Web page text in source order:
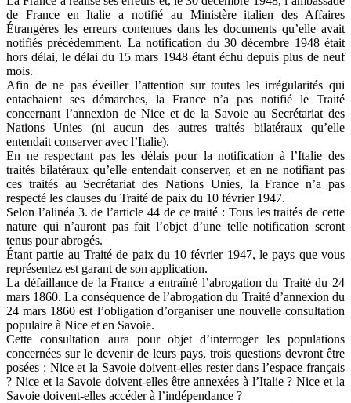
de France en Italie a notifié au Ministère italien des Affaires
Étrangères les erreurs contenues dans les documents qu’elle avait
notifiés précédemment. La notification du 30 décembre 1948 était
hors délai, le délai du 15 mars 1948 étant échu depuis plus de neuf
mois.
Afin de ne pas éveiller l’attention sur toutes les irrégularités qui
entachaient ses démarches, la France n’a pas notifié le Traité
concernant l’annexion de Nice et de la Savoie au Secrétariat des
Nations Unies (ni aucun des autres traités bilatéraux qu’elle
entendait conserver avec l’Italie).
En ne respectant pas les délais pour la notification à l’Italie des
traités bilatéraux qu’elle entendait conserver, et en ne notifiant pas
ces traités au Secrétariat des Nations Unies, la France n’a pas
respecté les clauses du Traité de paix du 10 février 1947.
Selon l’alinéa 3. de l’article 44 de ce traité : Tous les traités de cette
nature qui n’auront pas fait l’objet d’une telle notification seront
tenus pour abrogés.
Étant partie au Traité de paix du 10 février 1947, le pays que vous
représentez est garant de son application.
La défaillance de la France a entraîné l’abrogation du Traité du 24
mars 1860. La conséquence de l’abrogation du Traité d’annexion du
24 mars 1860 est l’obligation d’organiser une nouvelle consultation
populaire à Nice et en Savoie.
Cette consultation aura pour objet d’interroger les populations
concernées sur le devenir de leurs pays, trois questions devront être
posées : Nice et la Savoie doivent-elles rester dans l’espace français
? Nice et la Savoie doivent-elles être annexées à l’Italie ? Nice et la
Savoie doivent-elles accéder à l’indépendance ?